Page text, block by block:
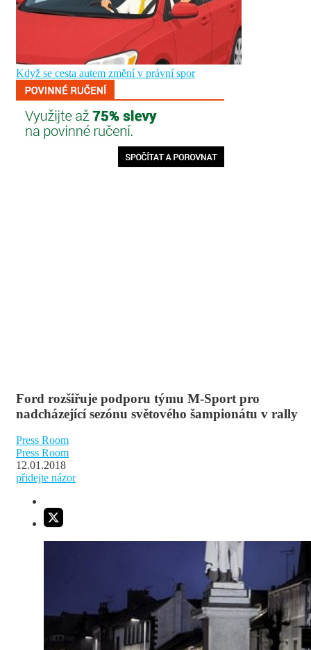
Ford rozšiřuje podporu týmu M-Sport pro
nadcházející sezónu světového šampionátu v rally
Press Room
Press Room
12.01.2018
přidejte názor
Když se cesta autem změní v právní spor